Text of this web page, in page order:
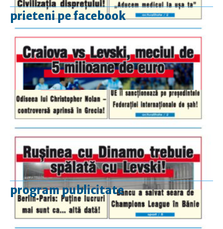
prieteni pe facebook
program publicitate
luni-vineri
9.00 - 17.00